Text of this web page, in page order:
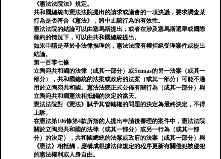
《憲法法院法》規定。
共和國總統向憲法法院提出的請求或議會的一項決議，要求調查某
行為是否符合《憲法》，將中止該行為的有效性。
憲法法院的結論可以由塞馬斯提出，或者在涉及塞馬斯選舉或國際
條約的情況下，可以由共和國總統提出。
如果申請是基於非法律推理的，憲法法院有權拒絕受理案件或提出
結論。
第一百零七條
立陶宛共和國的法律（或其一部分）或Seimas的另一法案（或其一
部分），共和國總統的法案或政府的法案（或其一部分）可能不適
用於立陶宛共和國。憲法法院正式公佈有關行為（或其一部分）與
立陶宛共和國憲法相抵觸的決定的當天。
憲法法院對《憲法》賦予其管轄權的問題的決定為最終決定，不得
上訴。
在憲法第106條第4款所指的人提出申請後審理的案件中，憲法法院
關於立陶宛共和國的法律（或其一部分）或另一行為（或其一部
分）的決定），共和國總統的法案或政府的法案（或其一部分）與
《憲法》相抵觸，應構成根據法律規定的程序更新有關侵犯被侵犯
的憲法權利或人身自由。